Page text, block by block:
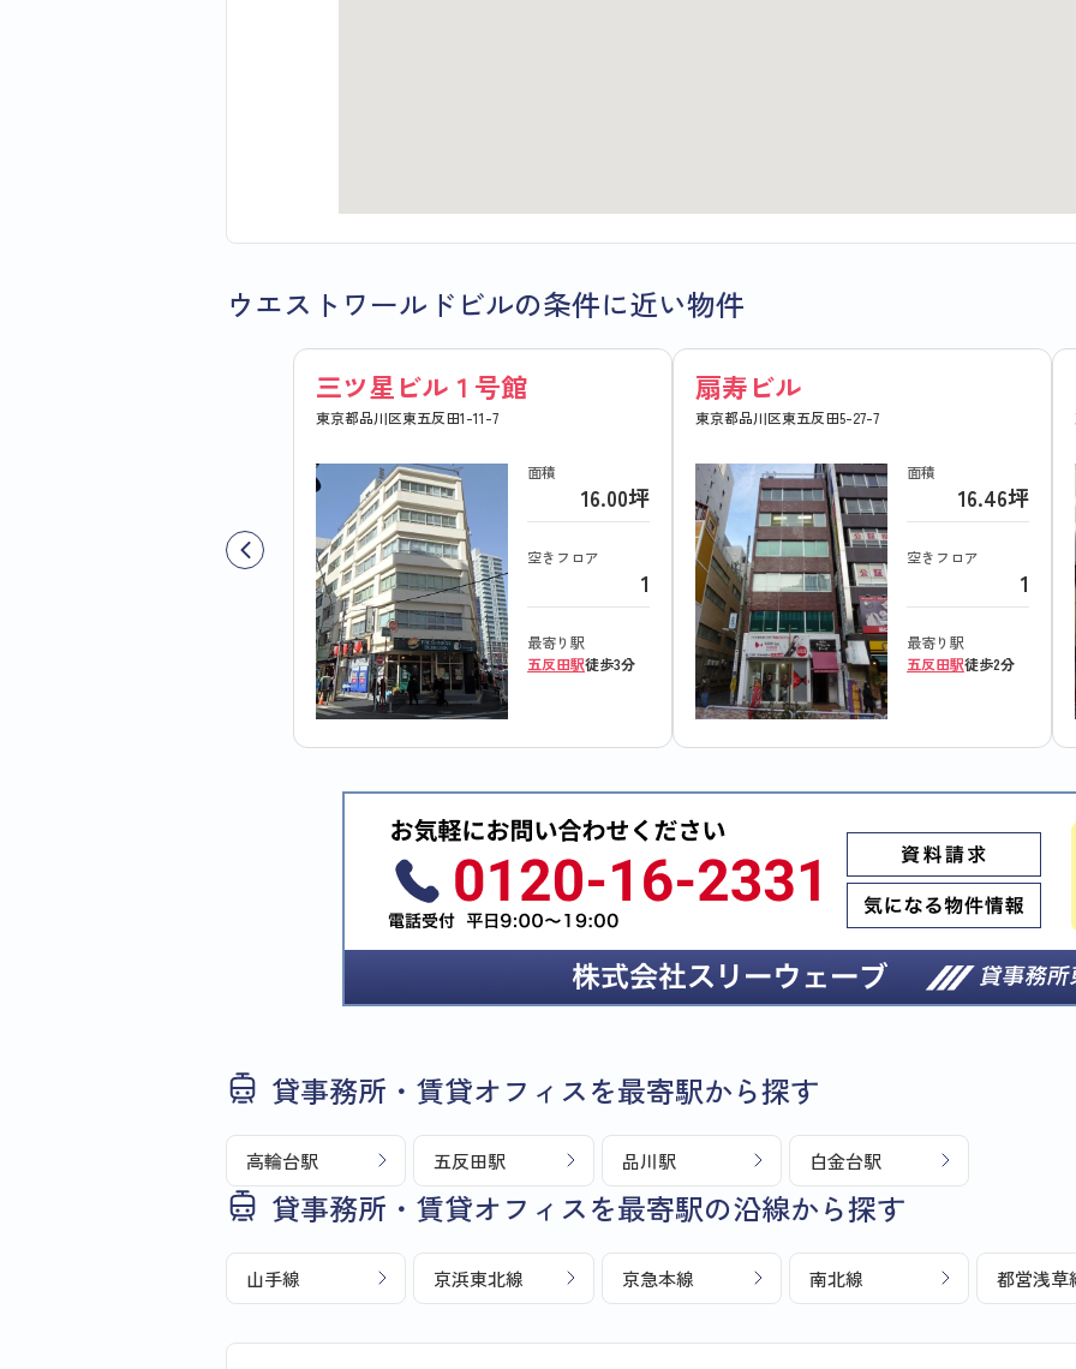
ウエストワールドビルの条件に近い物件
三ツ星ビル１号館
東京都品川区東五反田1-11-7
面積
16.00坪
空きフロア
1
最寄り駅
五反田駅徒歩3分
扇寿ビル
東京都品川区東五反田5-27-7
面積
16.46坪
空きフロア
1
最寄り駅
五反田駅徒歩2分
貸事務所・賃貸オフィスを最寄駅から探す
高輪台駅 五反田駅 品川駅 白金台駅
貸事務所・賃貸オフィスを最寄駅の沿線から探す
山手線 京浜東北線 京急本線 南北線 都営浅草